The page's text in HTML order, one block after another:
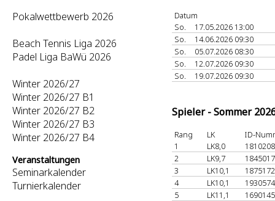
Pokalwettbewerb 2026
Beach Tennis Liga 2026
Padel Liga BaWü 2026
Winter 2026/27
Winter 2026/27 B1
Winter 2026/27 B2
Winter 2026/27 B3
Winter 2026/27 B4
Veranstaltungen
Seminarkalender
Turnierkalender
Datum
So.
17.05.2026 13:00
So.
14.06.2026 09:30
So.
05.07.2026 08:30
So.
12.07.2026 09:30
So.
19.07.2026 09:30
Spieler - Sommer
Rang LK
ID-
1
LK8,0
2
LK9,7
3
LK10,1
4
LK10,1
5
LK11,1